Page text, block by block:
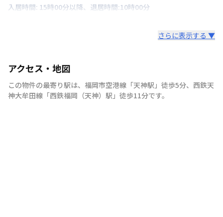
入居時間: 15時00分以降、退居時間:10時00分
さらに表示する ▼
アクセス・地図
この物件の最寄り駅は、 福岡市空港線 「天神駅 」 徒歩5分、 西鉄天
神大牟田線 「西鉄福岡（天神）駅 」 徒歩11分です。